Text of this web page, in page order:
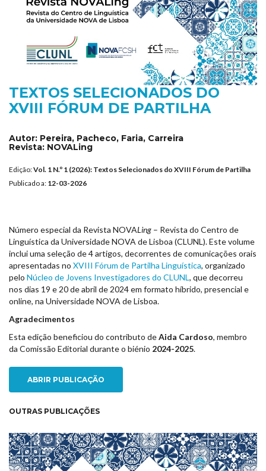
TEXTOS SELECIONADOS DO
XVIII FÓRUM DE PARTILHA
Autor: Pereira, Pacheco, Faria, Carreira
Revista: NOVALing
Edição:Vol. 1 N.º 1 (2026): Textos Selecionados do XVIII Fórum de Partilha
Publicado a: 12-03-2026
Número especial da Revista NOVALing – Revista do Centro de
Linguística da Universidade NOVA de Lisboa (CLUNL). Este volume
inclui uma seleção de 4 artigos, decorrentes de comunicações orais
apresentadas no XVIII Fórum de Partilha Linguística, organizado
pelo Núcleo de Jovens Investigadores do CLUNL, que decorreu
nos dias 19 e 20 de abril de 2024 em formato híbrido, presencial e
online, na Universidade NOVA de Lisboa.
Agradecimentos
Esta edição beneficiou do contributo deAida Cardoso, membro
da Comissão Editorial durante o biénio 2024-2025.
ABRIR PUBLICAÇÃO
OUTRAS PUBLICAÇÕES
NEW